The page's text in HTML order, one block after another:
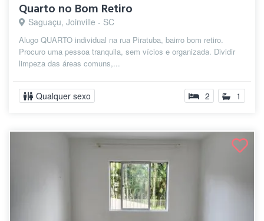
Quarto no Bom Retiro
Saguaçu, Joinville - SC
Alugo QUARTO individual na rua Piratuba, bairro bom retiro.
Procuro uma pessoa tranquila, sem vícios e organizada. Dividir
limpeza das áreas comuns,...
Qualquer sexo 2 1